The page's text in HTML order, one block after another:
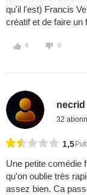
qu'il l'est) Francis
créatif et de faire un
0 0
necrid
32
1,5
Une petite comédie
qu'on oublie très
assez bien. Ca